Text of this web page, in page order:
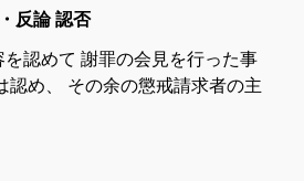
反論 認否
を認めて 謝罪の会見を行った事
認め その余の懲戒請求者の主